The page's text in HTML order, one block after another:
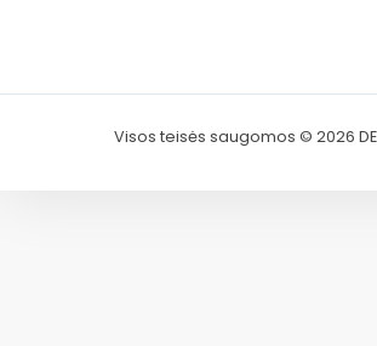
Visos teisės saugomos © 2026